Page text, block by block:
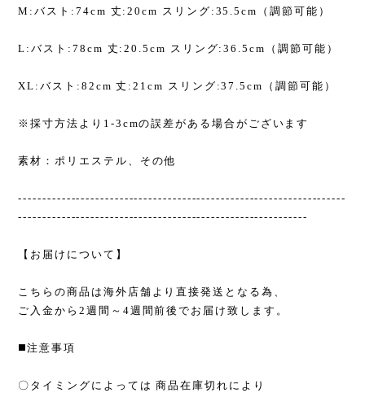
M:バスト:74cm 丈:20cm スリング:35.5cm（調節可能）
L:バスト:78cm 丈:20.5cm スリング:36.5cm（調節可能）
XL:バスト:82cm 丈:21cm スリング:37.5cm（調節可能）
※採寸方法より1-3cmの誤差がある場合がございます
素材：ポリエステル、その他
--------------------------------------------------------------------
------------------------------------------------------------
【お届けについて】
こちらの商品は海外店舗より直接発送となる為、
ご入金から2週間～4週間前後でお届け致します。
◼️注意事項
〇タイミングによっては 商品在庫切れにより